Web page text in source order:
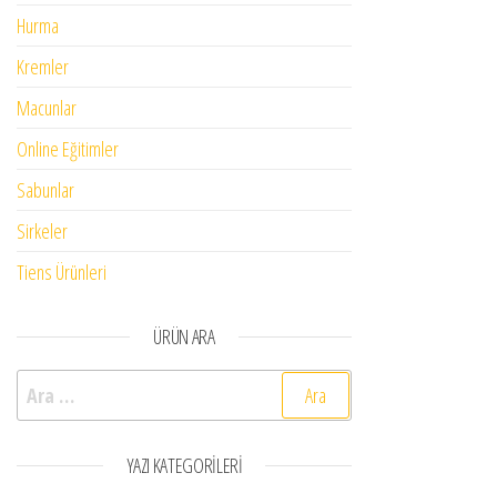
Hurma
Kremler
Macunlar
Online Eğitimler
Sabunlar
Sirkeler
Tiens Ürünleri
ÜRÜN ARA
Arama:
YAZI KATEGORILERI